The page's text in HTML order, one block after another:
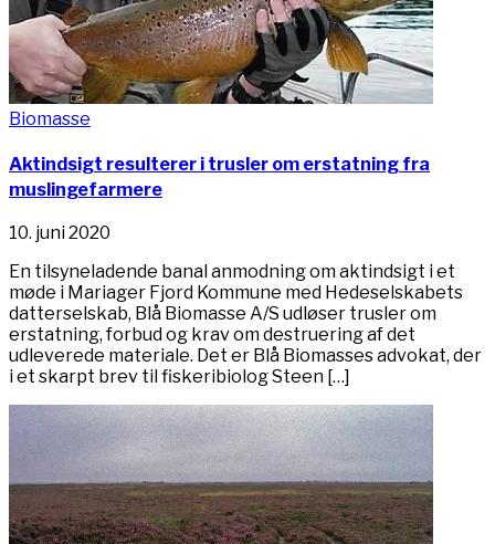
Biomasse
Aktindsigt resulterer i trusler om erstatning fra
muslingefarmere
10. juni 2020
En tilsyneladende banal anmodning om aktindsigt i et
møde i Mariager Fjord Kommune med Hedeselskabets
datterselskab, Blå Biomasse A/S udløser trusler om
erstatning, forbud og krav om destruering af det
udleverede materiale. Det er Blå Biomasses advokat, der
i et skarpt brev til fiskeribiolog Steen […]